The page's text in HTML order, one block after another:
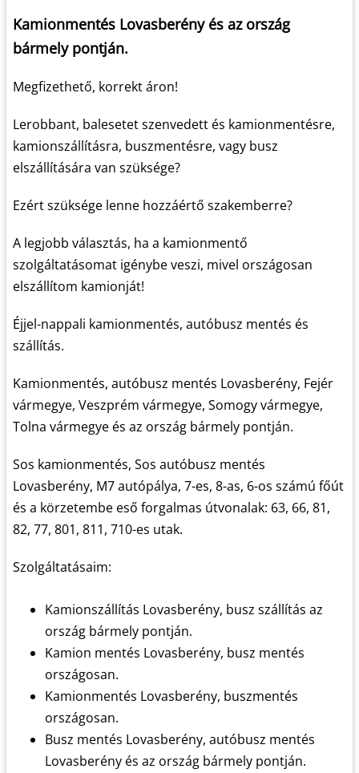
Kamionmentés Lovasberény és az ország
bármely pontján.
Megfizethető, korrekt áron!
Lerobbant, balesetet szenvedett és kamionmentésre,
kamionszállításra, buszmentésre, vagy busz
elszállítására van szüksége?
Ezért szüksége lenne hozzáértő szakemberre?
A legjobb választás, ha a kamionmentő
szolgáltatásomat igénybe veszi, mivel országosan
elszállítom kamionját!
Éjjel-nappali kamionmentés, autóbusz mentés és
szállítás.
Kamionmentés, autóbusz mentés Lovasberény, Fejér
vármegye, Veszprém vármegye, Somogy vármegye,
Tolna vármegye és az ország bármely pontján.
Sos kamionmentés, Sos autóbusz mentés
Lovasberény, M7 autópálya, 7-es, 8-as, 6-os számú főút
és a körzetembe eső forgalmas útvonalak: 63, 66, 81,
82, 77, 801, 811, 710-es utak.
Szolgáltatásaim:
Kamionszállítás Lovasberény, busz szállítás az
ország bármely pontján.
Kamion mentés Lovasberény, busz mentés
országosan.
Kamionmentés Lovasberény, buszmentés
országosan.
Busz mentés Lovasberény, autóbusz mentés
Lovasberény és az ország bármely pontján.